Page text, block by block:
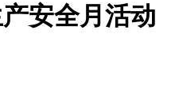
安全月活动